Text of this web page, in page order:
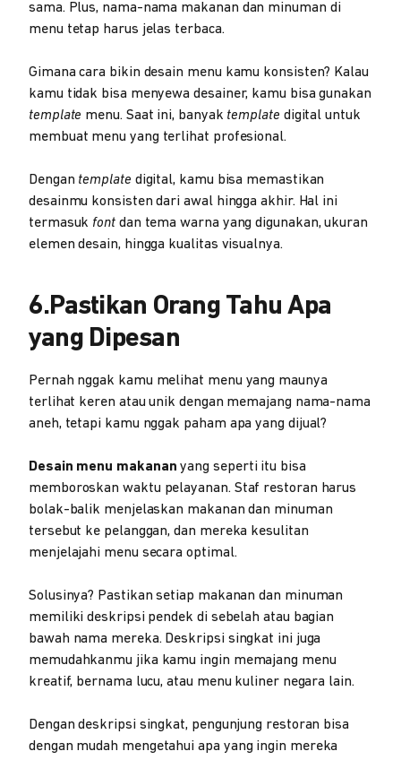
sama. Plus, nama-nama makanan dan minuman di
menu tetap harus jelas terbaca.
Gimana cara bikin desain menu kamu konsisten? Kalau
kamu tidak bisa menyewa desainer, kamu bisa gunakan
template menu. Saat ini, banyak template digital untuk
membuat menu yang terlihat profesional.
Dengan template digital, kamu bisa memastikan
desainmu konsisten dari awal hingga akhir. Hal ini
termasuk font dan tema warna yang digunakan, ukuran
elemen desain, hingga kualitas visualnya.
6.Pastikan Orang Tahu Apa
yang Dipesan
Pernah nggak kamu melihat menu yang maunya
terlihat keren atau unik dengan memajang nama-nama
aneh, tetapi kamu nggak paham apa yang dijual?
Desain menu makanan yang seperti itu bisa
memboroskan waktu pelayanan. Staf restoran harus
bolak-balik menjelaskan makanan dan minuman
tersebut ke pelanggan, dan mereka kesulitan
menjelajahi menu secara optimal.
Solusinya? Pastikan setiap makanan dan minuman
memiliki deskripsi pendek di sebelah atau bagian
bawah nama mereka. Deskripsi singkat ini juga
memudahkanmu jika kamu ingin memajang menu
kreatif, bernama lucu, atau menu kuliner negara lain.
Dengan deskripsi singkat, pengunjung restoran bisa
dengan mudah mengetahui apa yang ingin mereka